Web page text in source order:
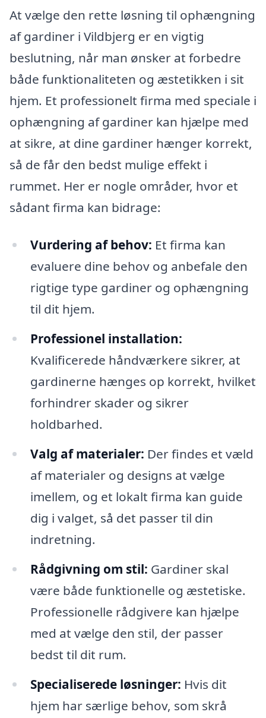
At vælge den rette løsning til ophængning
af gardiner i Vildbjerg er en vigtig
beslutning, når man ønsker at forbedre
både funktionaliteten og æstetikken i sit
hjem. Et professionelt firma med speciale i
ophængning af gardiner kan hjælpe med
at sikre, at dine gardiner hænger korrekt,
så de får den bedst mulige effekt i
rummet. Her er nogle områder, hvor et
sådant firma kan bidrage:
Vurdering af behov: Et firma kan
evaluere dine behov og anbefale den
rigtige type gardiner og ophængning
til dit hjem.
Professionel installation:
Kvalificerede håndværkere sikrer, at
gardinerne hænges op korrekt, hvilket
forhindrer skader og sikrer
holdbarhed.
Valg af materialer: Der findes et væld
af materialer og designs at vælge
imellem, og et lokalt firma kan guide
dig i valget, så det passer til din
indretning.
Rådgivning om stil: Gardiner skal
være både funktionelle og æstetiske.
Professionelle rådgivere kan hjælpe
med at vælge den stil, der passer
bedst til dit rum.
Specialiserede løsninger: Hvis dit
hjem har særlige behov, som skrå